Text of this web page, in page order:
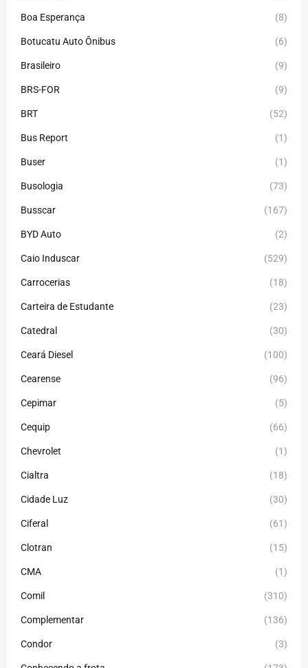
Boa Esperança (8)
Botucatu Auto Ônibus (6)
Brasileiro (9)
BRS-FOR (9)
BRT (52)
Bus Report (1)
Buser (1)
Busologia (73)
Busscar (167)
BYD Auto (2)
Caio Induscar (529)
Carrocerias (18)
Carteira de Estudante (23)
Catedral (30)
Ceará Diesel (100)
Cearense (96)
Cepimar (5)
Cequip (66)
Chevrolet (1)
Cialtra (18)
Cidade Luz (30)
Ciferal (61)
Clotran (15)
CMA (1)
Comil (310)
Complementar (136)
Condor (3)